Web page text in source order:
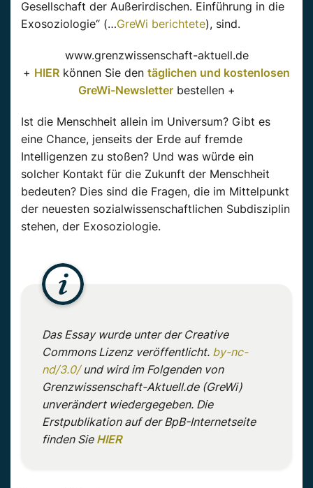
Gesellschaft der Außerirdischen. Einführung in die
Exosoziologie“ (…GreWi berichtete), sind.
www.grenzwissenschaft-aktuell.de
+ HIER können Sie den täglichen und kostenlosen
GreWi-Newsletterbestellen +
Ist die Menschheit allein im Universum? Gibt es
eine Chance, jenseits der Erde auf fremde
Intelligenzen zu stoßen? Und was würde ein
solcher Kontakt für die Zukunft der Menschheit
bedeuten? Dies sind die Fragen, die im Mittelpunkt
der neuesten sozialwissenschaftlichen Subdisziplin
stehen, der Exosoziologie.
Das Essay wurde unter der Creative
Commons Lizenz veröffentlicht. by-nc-
nd/3.0/und wird im Folgenden von
Grenzwissenschaft-Aktuell.de (GreWi)
unverändert wiedergegeben. Die
Erstpublikation auf der BpB-Internetseite
finden Sie HIER